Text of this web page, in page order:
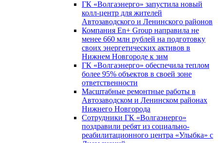
ГК «Волгаэнерго» запустила новый
колл-центр для жителей
Автозаводского и Ленинского районов
Компания En+ Group направила не
менее 660 млн рублей на подготовку
своих энергетических активов в
Нижнем Новгороде к зим
ГК «Волгаэнерго» обеспечила теплом
более 95% объектов в своей зоне
ответственности
Масштабные ремонтные работы в
Автозаводском и Ленинском районах
Нижнего Новгорода
Сотрудники ГК «Волгаэнерго»
поздравили ребят из социально-
реабилитационного центра «Улыбка» с